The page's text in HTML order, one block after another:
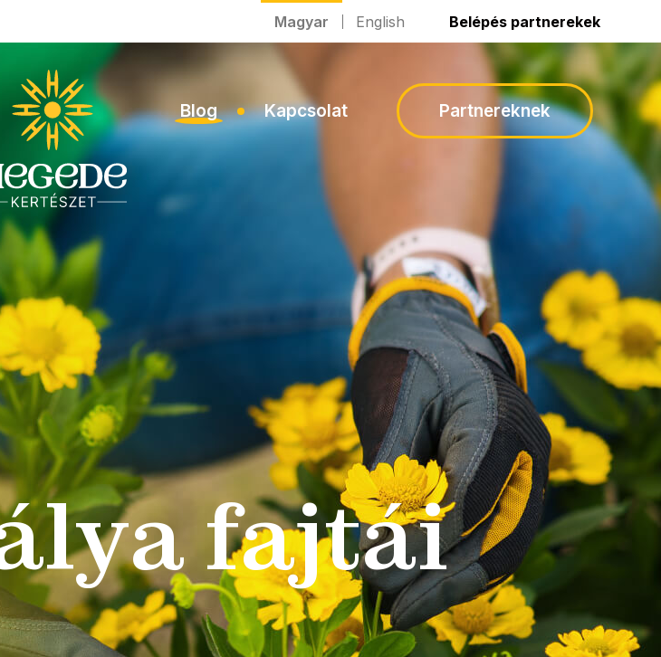
Magyar English Belépés partnerekek
Blog Kapcsolat Partnereknek
fajtái